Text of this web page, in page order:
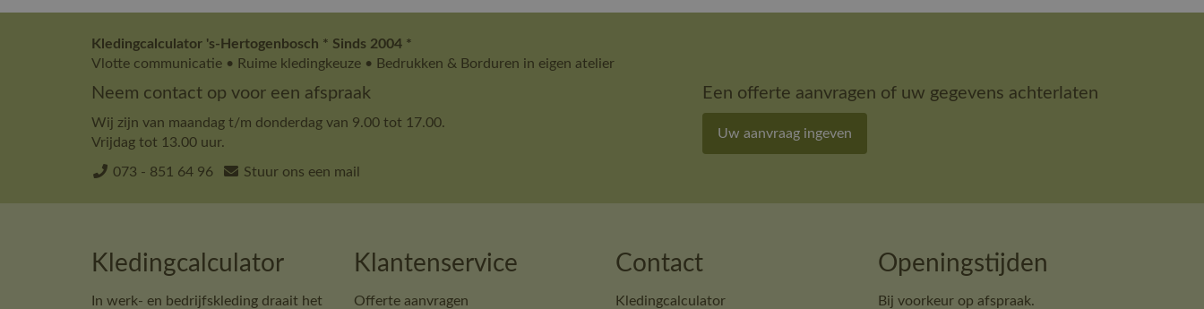
Kledingcalculator 's-Hertogenbosch * Sinds 2004 *
Vlotte communicatie • Ruime kledingkeuze • Bedrukken & Borduren in eigen atelier
Neem contact op voor een afspraak
Wij zijn van maandag t/m donderdag van 9.00 tot 17.00.
Vrijdag tot 13.00 uur.
073 - 851 64 96 Stuur ons een mail
Een offerte aanvragen of uw gegevens achterlaten
Uw aanvraag ingeven
Kledingcalculator
In werk- en bedrijfskleding draait het
Klantenservice
Offerte aanvragen
Contact
Kledingcalculator
Openingstijden
Bij voorkeur op afspraak.